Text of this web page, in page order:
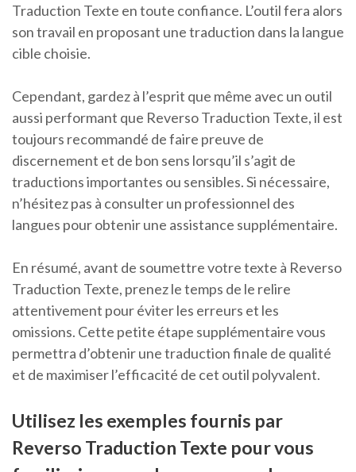
Traduction Texte en toute confiance. L’outil fera alors
son travail en proposant une traduction dans la langue
cible choisie.
Cependant, gardez à l’esprit que même avec un outil
aussi performant que Reverso Traduction Texte, il est
toujours recommandé de faire preuve de
discernement et de bon sens lorsqu’il s’agit de
traductions importantes ou sensibles. Si nécessaire,
n’hésitez pas à consulter un professionnel des
langues pour obtenir une assistance supplémentaire.
En résumé, avant de soumettre votre texte à Reverso
Traduction Texte, prenez le temps de le relire
attentivement pour éviter les erreurs et les
omissions. Cette petite étape supplémentaire vous
permettra d’obtenir une traduction finale de qualité
et de maximiser l’efficacité de cet outil polyvalent.
Utilisez les exemples fournis par
Reverso Traduction Texte pour vous